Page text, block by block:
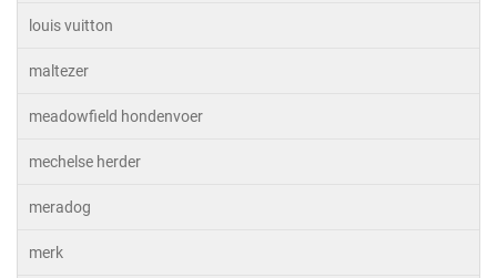
louis vuitton
maltezer
meadowfield hondenvoer
mechelse herder
meradog
merk